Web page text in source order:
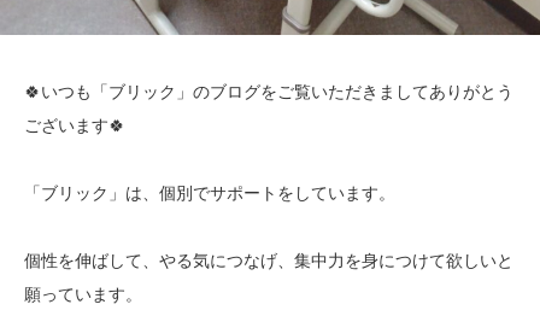
🍀いつも「ブリック」のブログをご覧いただきましてありがとう
ございます🍀
「ブリック」は、個別でサポートをしています。
個性を伸ばして、やる気につなげ、集中力を身につけて欲しいと
願っています。